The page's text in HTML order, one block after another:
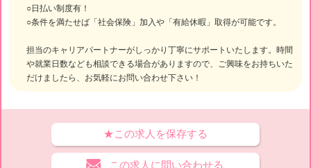
○日払い制度有！
○条件を満たせば「社会保険」加入や「有給休暇」取得が可能です。
担当のキャリアパートナーがしっかり丁寧にサポートいたします。時間
や就業日数なども相談できる場合がありますので、ご興味をお持ちいた
だけましたら、お気軽にお問い合わせ下さい！
★この求人を保存する
この求人に問い合わせる